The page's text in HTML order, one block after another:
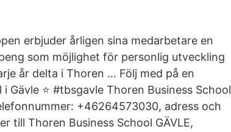
erbjuder årligen sina medarbetare en
som möjlighet för personlig utveckling
år delta i Thoren … Följ med på en
⭐️ #tbsgavle Thoren Business School
+46264573030, adress och
till Thoren Business School GÄVLE,